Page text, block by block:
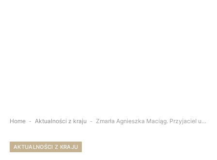
Home - Aktualności z kraju - Zmarła Agnieszka Maciąg. Przyjaciel ujawnia, jak modelka reagowała na nowotwór
AKTUALNOŚCI Z KRAJU